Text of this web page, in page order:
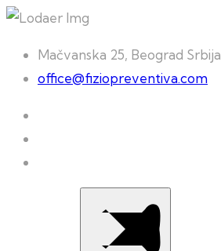
Mačvanska 25, Beograd Srbija
office@fiziopreventiva.com